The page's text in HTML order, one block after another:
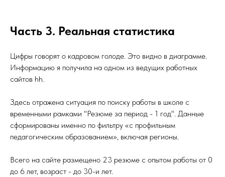
Часть 3. Реальная статистика
Цифры говорят о кадровом голоде. Это видно в диаграмме.
Информацию я получила на одном из ведущих работных
сайтов hh.
Здесь отражена ситуация по поиску работы в школе с
временными рамками "Резюме за период - 1 год". Данные
сформированы именно по фильтру «с профильным
педагогическим образованием», включая регионы.
Всего на сайте размещено 23 резюме с опытом работы от 0
до 6 лет, возраст - до 30-и лет.